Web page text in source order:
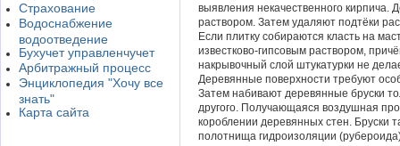
Страхование
Водоснабжение
водоотведение
Бухучет управленчучет
Арбитражный процесс
Энциклопедия "Хочу все
знать"
Карта сайта
выявления некачественного
раствором. Затем удаляют подтёки
Если плитку собираются класть на
известково-гипсовым раствором,
накрывочный слой штукатурки не
Деревянные поверхности требуют
Затем набивают деревянные бруски
другого. Получающаяся воздушная
короблении деревянных стен. Бруски
полотнища гидроизоляции